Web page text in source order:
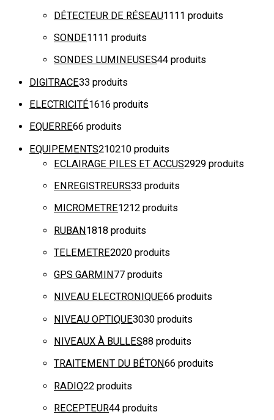
DÉTECTEUR DE RÉSEAU1111 produits
SONDE11 11 produits
SONDES LUMINEUSES44 produits
DIGITRACE33 produits
ELECTRICITÉ1616 produits
EQUERRE66 produits
EQUIPEMENTS210210 produits
ECLAIRAGE PILES ET ACCUS2929 produits
ENREGISTREURS33 produits
MICROMETRE1212 produits
RUBAN1818 produits
TELEMETRE2020 produits
GPS GARMIN 77 produits
NIVEAU ELECTRONIQUE66 produits
NIVEAU OPTIQUE3030 produits
NIVEAUX À BULLES88 produits
TRAITEMENT DU BÉTON66 produits
RADIO22 produits
RECEPTEUR44 produits